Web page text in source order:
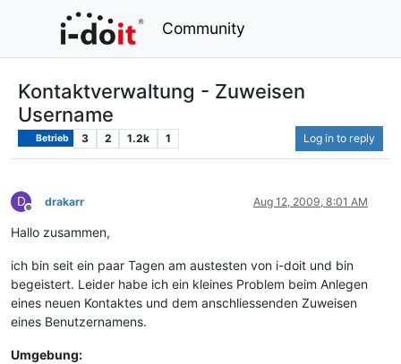
Community
Kontaktverwaltung - Zuweisen
Username
Betrieb 3 2 1.2k 1 Log in to reply
D
Offline
drakarr Aug 12, 2009, 8:01 AM
Hallo zusammen,
ich bin seit ein paar Tagen am austesten von i-doit und bin
begeistert. Leider habe ich ein kleines Problem beim Anlegen
eines neuen Kontaktes und dem anschliessenden Zuweisen
eines Benutzernamens.
Umgebung: